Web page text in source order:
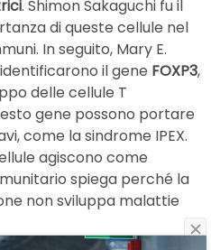
. Shimon Sakaguchi fu il
di queste cellule nel
In seguito, Mary E.
il gene FOXP3,
delle cellule T
gene possono portare
come la sindrome IPEX.
agiscono come
spiega perché la
non sviluppa malattie